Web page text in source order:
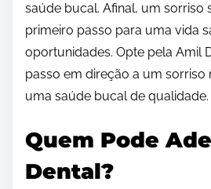
saúde bucal. Afinal, um sorriso
primeiro passo para uma vida
oportunidades. Opte pela Amil
passo em direção a um sorriso
uma saúde bucal de qualidade.
Quem Pode
Dental?